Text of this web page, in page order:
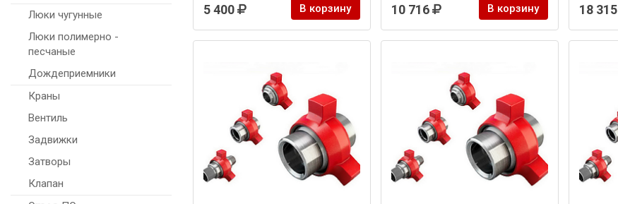
Люки чугунные
Люки полимерно -
песчаные
Дождеприемники
Краны
Вентиль
Задвижки
Затворы
Клапан
5 400 В корзину 10 716 В корзину 18 315